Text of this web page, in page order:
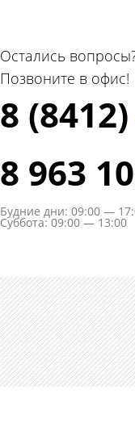
Остались
Позвоните в офис!
8 (8412)
8 963
Будние дни: 09:00 —
Суббота: 09:00 — 13:00